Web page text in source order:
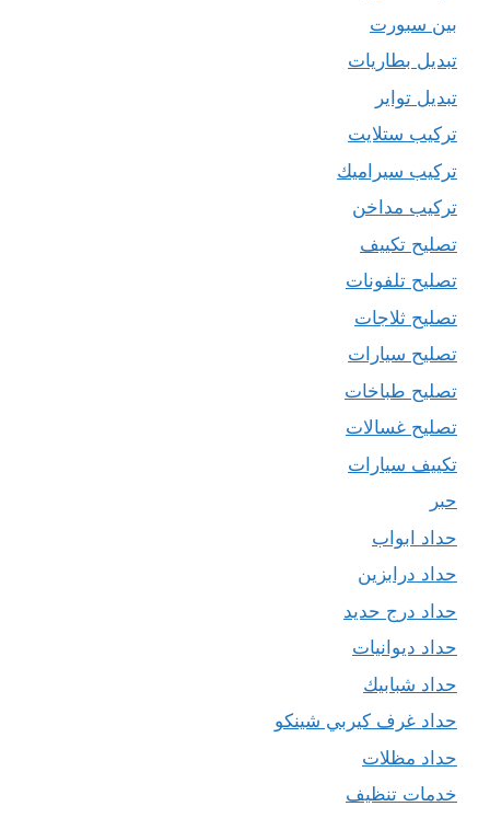
بين سبورت
تبديل بطاريات
تبديل تواير
تركيب ستلايت
تركيب سيراميك
تركيب مداخن
تصليح تكييف
تصليح تلفونات
تصليح ثلاجات
تصليح سيارات
تصليح طباخات
تصليح غسالات
تكييف سيارات
حبر
حداد ابواب
حداد درابزين
حداد درج حديد
حداد ديوانيات
حداد شبابيك
حداد غرف كيربي شينكو
حداد مظلات
خدمات تنظيف